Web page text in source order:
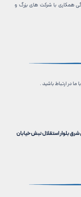
همکاری با شرکت های بزرگ و
در ارتباط باشید .
صنعتی شرق بلوار استقلال نبش خیابان